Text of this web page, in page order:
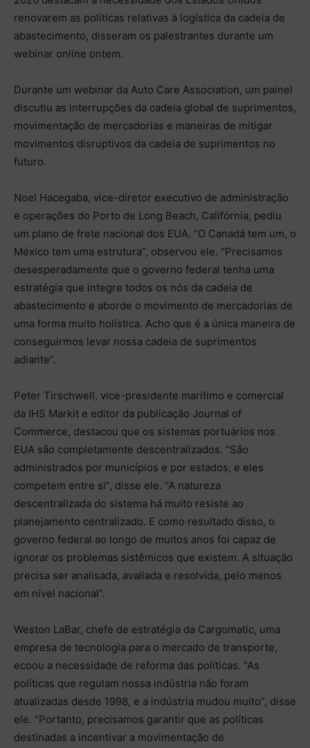
renovarem as políticas relativas à logística da cadeia de
abastecimento, disseram os palestrantes durante um
webinar online ontem.
Durante um webinar da Auto Care Association, um painel
discutiu as interrupções da cadeia global de suprimentos,
movimentação de mercadorias e maneiras de mitigar
movimentos disruptivos da cadeia de suprimentos no
futuro.
Noel Hacegaba, vice-diretor executivo de administração
e operações do Porto de Long Beach, Califórnia, pediu
um plano de frete nacional dos EUA. “O Canadá tem um, o
México tem uma estrutura”, observou ele. “Precisamos
desesperadamente que o governo federal tenha uma
estratégia que integre todos os nós da cadeia de
abastecimento e aborde o movimento de mercadorias de
uma forma muito holística. Acho que é a única maneira de
conseguirmos levar nossa cadeia de suprimentos
adiante”.
Peter Tirschwell, vice-presidente marítimo e comercial
da IHS Markit e editor da publicação Journal of
Commerce, destacou que os sistemas portuários nos
EUA são completamente descentralizados. “São
administrados por municípios e por estados, e eles
competem entre si”, disse ele. “A natureza
descentralizada do sistema há muito resiste ao
planejamento centralizado. E como resultado disso, o
governo federal ao longo de muitos anos foi capaz de
ignorar os problemas sistêmicos que existem. A situação
precisa ser analisada, avaliada e resolvida, pelo menos
em nível nacional”.
Weston LaBar, chefe de estratégia da Cargomatic, uma
empresa de tecnologia para o mercado de transporte,
ecoou a necessidade de reforma das políticas. “As
políticas que regulam nossa indústria não foram
atualizadas desde 1998, e a indústria mudou muito”, disse
ele. “Portanto, precisamos garantir que as políticas
destinadas a incentivar a movimentação de